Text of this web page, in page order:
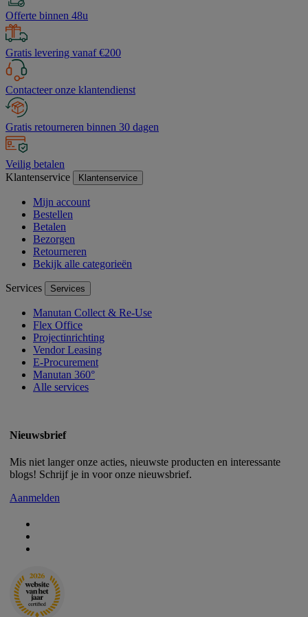
Offerte binnen 48u
Gratis levering vanaf €200
Contacteer onze klantendienst
Gratis retourneren binnen 30 dagen
Veilig betalen
Klantenservice
Klantenservice
Mijn account
Bestellen
Betalen
Bezorgen
Retourneren
Bekijk alle categorieën
Services Services
Manutan Collect & Re-Use
Flex Office
Projectinrichting
Vendor Leasing
E-Procurement
Manutan 360°
Alle services
Nieuwsbrief
Mis niet langer onze acties, nieuwste producten en interessante
blogs! Schrijf je in voor onze nieuwsbrief.
Aanmelden